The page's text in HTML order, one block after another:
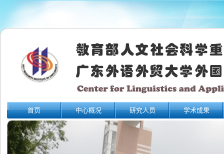
首页 中心概况 研究人员 学术成果